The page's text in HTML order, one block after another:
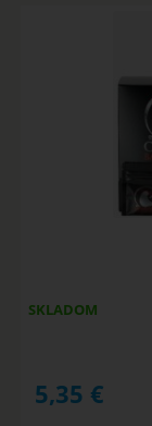
SKLADOM
5,35 €